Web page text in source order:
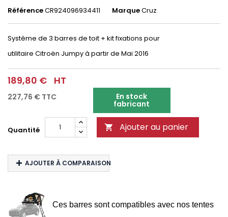
RéférenceCR924096934411 MarqueCruz
Système de 3 barres de toit + kit fixations pour
utilitaire Citroën Jumpyà partir de Mai 2016
189,80 € HT
227,76 € TTC En stock
fabricant
Quantité  Ajouter au panier
AJOUTER À COMPARAISON
Ces barres sont compatibles avec nos tentes